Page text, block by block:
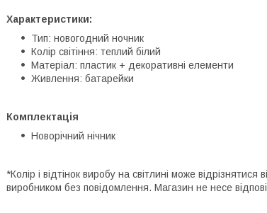
Характеристики:
Тип: новогодний ночник
Колір світіння: теплий білий
Матеріал: пластик + декоративні елементи
Живлення: батарейки
Комплектація
Новорічний нічник
*Колір і відтінок виробу на світлині може
виробником без повідомлення. Магазин не несе